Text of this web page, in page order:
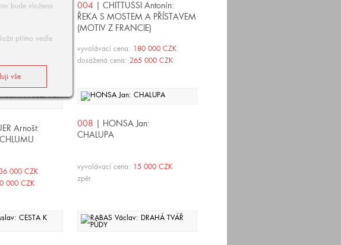
bude vložena
přímo vedle
U TURNOVA
000 CZK
004 | CHITTUSSI Antonín:
ŘEKA S MOSTEM A PŘÍSTAVEM
(MOTIV Z FRANCIE)
vyvolávací cena: 180 000 CZK
dosažená cena: 265 000 CZK
Arnošt:
000 CZK
000 CZK
008 | HONSA Jan:
CHALUPA
vyvolávací cena: 15 000 CZK
zpět